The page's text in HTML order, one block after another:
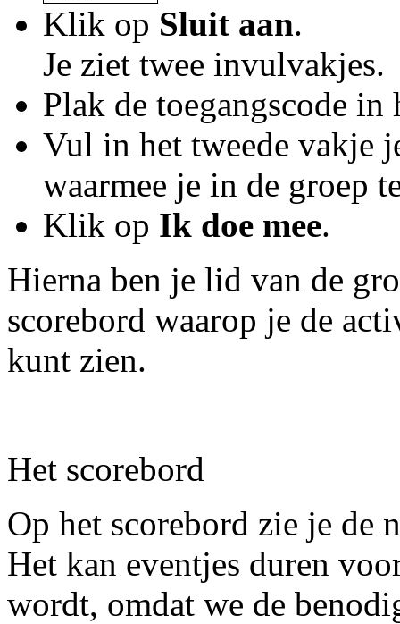
Klik op Sluit aan.
Je ziet twee invulvakjes.
Plak de toegangscode in
Vul in het tweede vakje
waarmee je in de groep
Klik op Ik doe mee.
Hierna ben je lid van de
scorebord waarop je de
kunt zien.
Het scorebord
Op het scorebord zie je de
Het kan eventjes duren
wordt, omdat we de